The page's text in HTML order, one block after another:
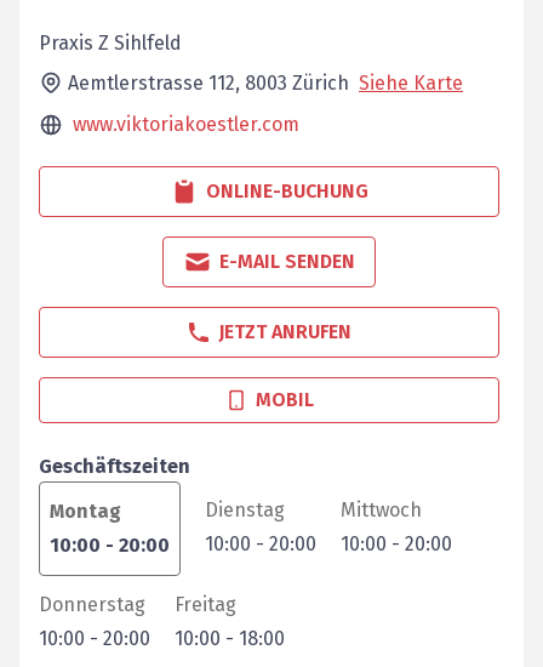
Praxis Z Sihlfeld
Aemtlerstrasse 112, 8003 Zürich Siehe Karte
www.viktoriakoestler.com
ONLINE-BUCHUNG
E-MAIL SENDEN
JETZT ANRUFEN
MOBIL
Geschäftszeiten
Montag
10:00 - 20:00
Dienstag
10:00 - 20:00
Mittwoch
10:00 - 20:00
Donnerstag
10:00 - 20:00
Freitag
10:00 - 18:00